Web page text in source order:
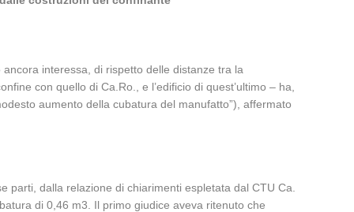
interessa, di rispetto delle distanze tra la
con quello di Ca.Ro., e l’edificio di quest’ultimo – ha,
aumento della cubatura del manufatto”), affermato
parti, dalla relazione di chiarimenti espletata dal CTU Ca.
di 0,46 m3. Il primo giudice aveva ritenuto che